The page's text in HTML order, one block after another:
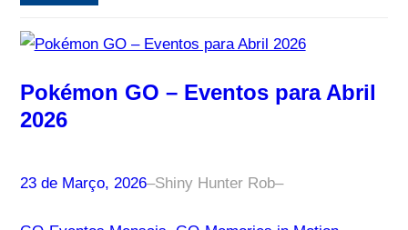
Pokémon GO – Eventos para Abril
2026
23 de Março, 2026–Shiny Hunter Rob–